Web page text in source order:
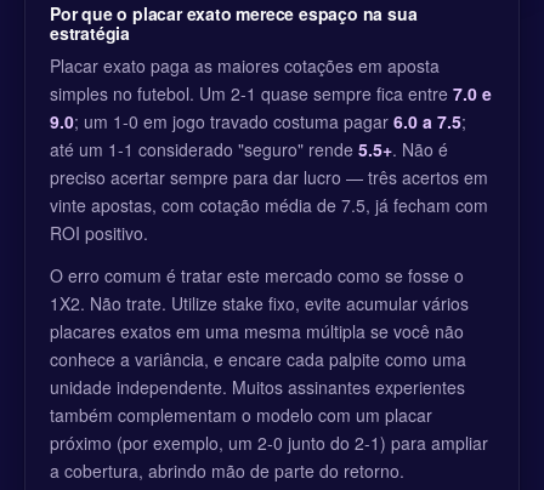
Por que o placar exato merece espaço na sua
estratégia
Placar exato paga as maiores cotações em aposta
simples no futebol. Um 2-1 quase sempre fica entre 7.0 e
9.0; um 1-0 em jogo travado costuma pagar 6.0 a 7.5;
até um 1-1 considerado "seguro" rende 5.5+. Não é
preciso acertar sempre para dar lucro — três acertos em
vinte apostas, com cotação média de 7.5, já fecham com
ROI positivo.
O erro comum é tratar este mercado como se fosse o
1X2. Não trate. Utilize stake fixo, evite acumular vários
placares exatos em uma mesma múltipla se você não
conhece a variância, e encare cada palpite como uma
unidade independente. Muitos assinantes experientes
também complementam o modelo com um placar
próximo (por exemplo, um 2-0 junto do 2-1) para ampliar
a cobertura, abrindo mão de parte do retorno.